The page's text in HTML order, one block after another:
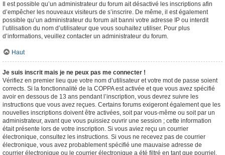
Il est possible qu’un administrateur du forum ait désactivé les inscriptions afin
d’empêcher les nouveaux visiteurs de s’inscrire. De même, il est également
possible qu’un administrateur du forum ait banni votre adresse IP ou interdit
l’utilisation du nom d’utilisateur que vous souhaitez utiliser. Pour plus
d’informations, veuillez contacter un administrateur du forum.
Haut
Je suis inscrit mais je ne peux pas me connecter !
Vérifiez en premier lieu que votre nom d’utilisateur et votre mot de passe soient
corrects. Si la fonctionnalité de la COPPA est activée et que vous avez spécifié
avoir en dessous de 13 ans pendant l’inscription, vous devrez suivre les
instructions que vous avez reçues. Certains forums exigeront également que les
nouvelles inscriptions doivent être activées, soit par vous-même ou soit par un
administrateur, avant que vous puissiez ouvrir une session ; cette information
était présente lors de votre inscription. Si vous aviez reçu un courrier
électronique, consultez les instructions. Si vous ne recevez pas de courrier
électronique, vous avez probablement spécifié une mauvaise adresse de
courrier électronique ou le courrier électronique a été filtré en tant que pourriel.